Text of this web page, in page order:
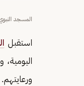
المسجد
استقبل
ورعايتهم.